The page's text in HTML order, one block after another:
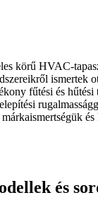
körű HVAC-
ismertek
fűtési és hűtési
és